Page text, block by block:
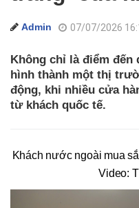
Admin 07/07/2026
Không chỉ là điểm đến
hình thành một thị
động, khi nhiều cửa
từ khách quốc tế.
Khách nước ngoài mua
Video: